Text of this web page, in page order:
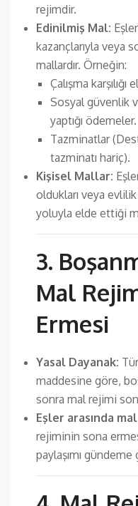
rejimdir.
Edinilmiş Mal:
kazançlarıyla veya
mallardır. Örneğin:
Çalışma
Sosyal güvenlik
yaptığı ödemeler.
Tazminatlar
tazminatı hariç).
Kişisel Mallar:
oldukları veya
yoluyla elde ettiği
3.
Mal
Ermesi
Yasal Dayanak:
maddesine göre,
sonra mal rejimi
Eşler arasında
rejiminin sona
paylaşımı gündeme